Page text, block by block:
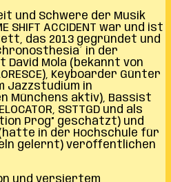
und Schwere der Musik
SHIFT ACCIDENT war und ist
das 2013 gegründet und
in der
Mola (bekannt von
Keyboarder Günter
Jazzstudium in
Münchens aktiv), Bassist
SSTTGD und als
Prog” geschätzt) und
in der Hochschule für
gelernt) veröffentlichen
und versiertem